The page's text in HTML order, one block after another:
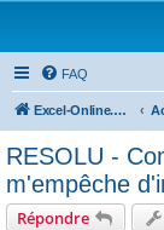
FAQ
Excel-Online.net
RESOLU -
m'empêche
Répondre